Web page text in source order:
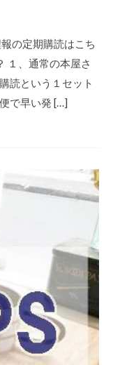
の定期購読はこち
１、通常の本屋さ
読という１セット
で早い発 […]